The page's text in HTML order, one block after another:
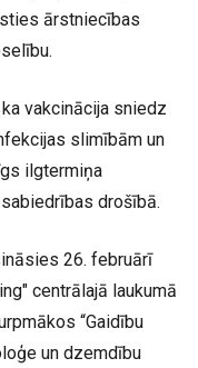
ārstniecības
vakcinācija sniedz
slimībām un
ilgtermiņa
drošībā.
26. februārī
centrālajā laukumā
“Gaidību
un dzemdību